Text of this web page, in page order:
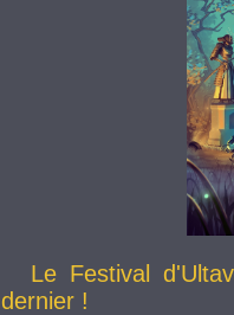
Le Festival
dernier !